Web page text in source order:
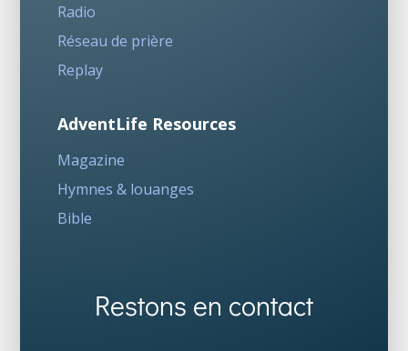
Radio
Réseau de prière
Replay
AdventLife Resources
Magazine
Hymnes & louanges
Bible
Restons en contact